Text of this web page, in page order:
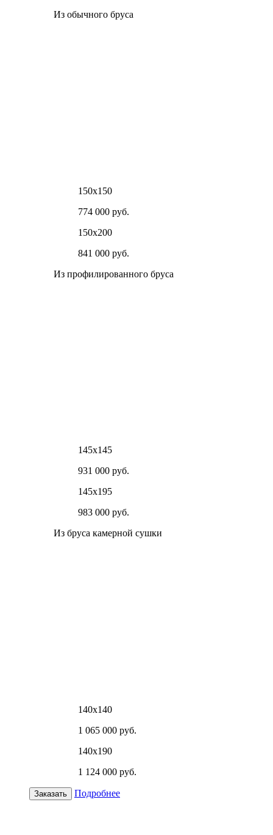
Из обычного бруса
150х150
774 000 руб.
150х200
841 000 руб.
Из профилированного бруса
145х145
931 000 руб.
145х195
983 000 руб.
Из бруса камерной сушки
140х140
1 065 000 руб.
140х190
1 124 000 руб.
Заказать Подробнее